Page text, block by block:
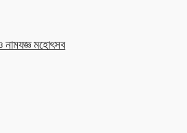
নামযজ্ঞ মহোৎসব